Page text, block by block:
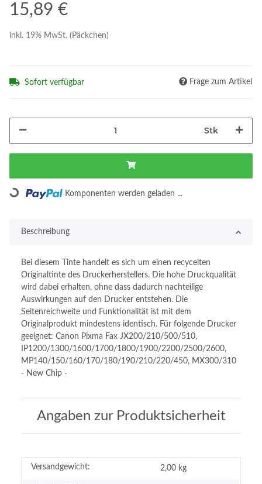
15,89 €
inkl. 19% MwSt. (Päckchen)
Sofort verfügbar Frage zum Artikel
Stk
Loading... Komponenten werden geladen ...
Beschreibung
Bei diesem Tinte handelt es sich um einen recycelten
Originaltinte des Druckerherstellers. Die hohe Druckqualität
wird dabei erhalten, ohne dass dadurch nachteilige
Auswirkungen auf den Drucker entstehen. Die
Seitenreichweite und Funktionalität ist mit dem
Originalprodukt mindestens identisch. Für folgende Drucker
geeignet: Canon Pixma Fax JX200/210/500/510,
IP1200/1300/1600/1700/1800/1900/2200/2500/2600,
MP140/150/160/170/180/190/210/220/450, MX300/310
- New Chip -
Angaben zur Produktsicherheit
Versandgewicht: 2,00 kg